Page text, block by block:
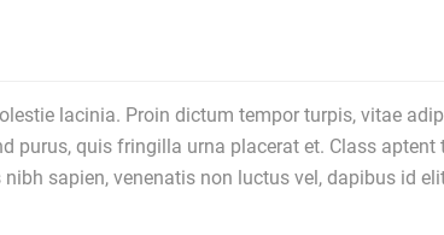
lacinia. Proin dictum tempor turpis, vitae
purus, quis fringilla urna placerat et. Class
sapien, venenatis non luctus vel, dapibus id